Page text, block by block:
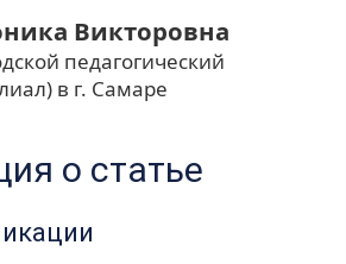
Викторовна
педагогический
в г. Самаре
о статье